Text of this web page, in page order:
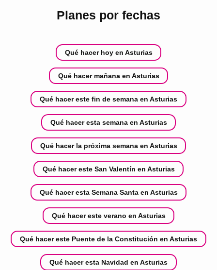
Planes por fechas
Qué hacer hoy en Asturias
Qué hacer mañana en Asturias
Qué hacer este fin de semana en Asturias
Qué hacer esta semana en Asturias
Qué hacer la próxima semana en Asturias
Qué hacer este San Valentín en Asturias
Qué hacer esta Semana Santa en Asturias
Qué hacer este verano en Asturias
Qué hacer este Puente de la Constitución en Asturias
Qué hacer esta Navidad en Asturias